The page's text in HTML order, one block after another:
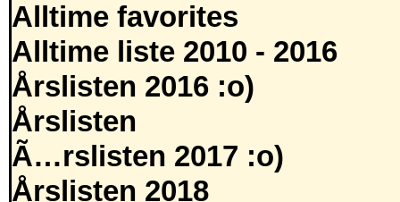
Alltime favorites
Alltime liste 2010 - 2016
Årslisten 2016 :o)
Årslisten
Ã…rslisten 2017 :o)
Årslisten 2018